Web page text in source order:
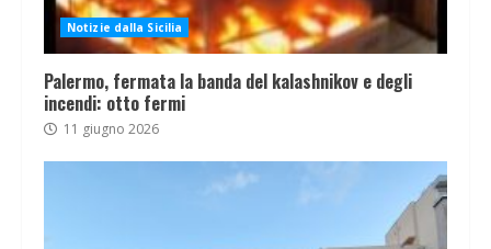
Notizie dalla Sicilia
Palermo, fermata la banda del kalashnikov e degli
incendi: otto fermi
11 giugno 2026